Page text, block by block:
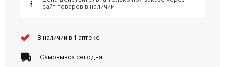
сайт товаров в наличии
В наличии в 1 аптеке
Самовывоз сегодня